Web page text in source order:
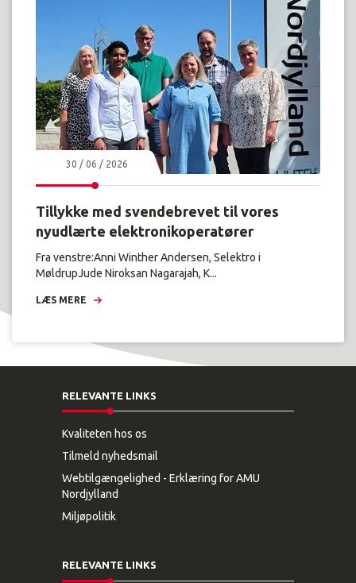
30 / 06 / 2026
Tillykke med svendebrevet til vores
nyudlærte elektronikoperatører
Fra venstre:Anni Winther Andersen, Selektro i
MøldrupJude Niroksan Nagarajah, K...
LÆS MERE
RELEVANTE LINKS
Kvaliteten hos os
Tilmeld nyhedsmail
Webtilgængelighed - Erklæring for AMU
Nordjylland
Miljøpolitik
RELEVANTE LINKS